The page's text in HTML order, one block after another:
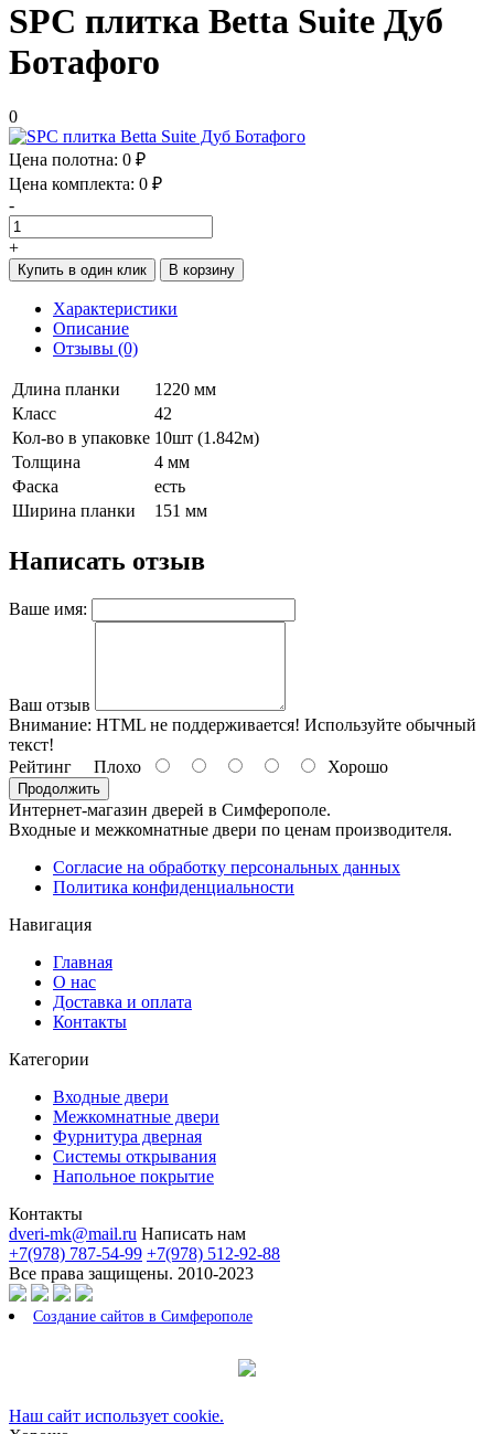
SPC плитка Betta Suite Дуб
Ботафого
0
Цена полотна: 0 ₽
Цена комплекта: 0 ₽
-
+
Купить в один клик В корзину
Характеристики
Описание
Отзывы (0)
Длина планки
1220 мм
Класс
42
Кол-во в упаковке 10шт (1.842м)
Толщина
4 мм
Фаска
есть
Ширина планки
151 мм
Написать отзыв
Ваше имя:
Ваш отзыв
Внимание: HTML не поддерживается! Используйте обычный
текст!
Рейтинг Плохо Хорошо
Продолжить
Интернет-магазин дверей в Симферополе.
Входные и межкомнатные двери по ценам производителя.
Согласие на обработку персональных данных
Политика конфиденциальности
Навигация
Главная
О нас
Доставка и оплата
Контакты
Категории
Входные двери
Межкомнатные двери
Фурнитура дверная
Системы открывания
Напольное покрытие
Контакты
dveri-mk@mail.ru Написать нам
+7(978) 787-54-99 +7(978) 512-92-88
Все права защищены. 2010-2023
Создание сайтов в Симферополе
Наш сайт использует cookie.